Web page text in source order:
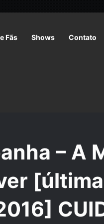
Fãs Shows Contato
– A
[última